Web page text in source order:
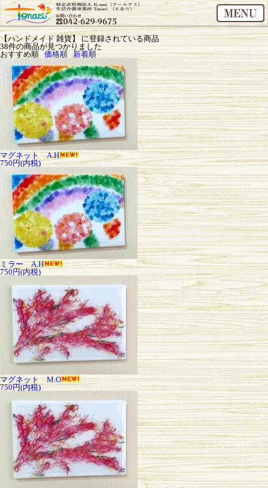
【ハンドメイド 雑貨】 に登録されている商品
38件の商品が見つかりました
おすすめ順 価格順 新着順
マグネット A.H
750円(内税)
ミラー A.H
750円(内税)
マグネット M.O
750円(内税)